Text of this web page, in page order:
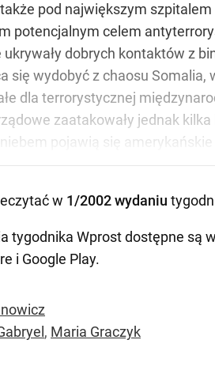
pod największym szpitalem
potencjalnym celem
ukrywały dobrych kontaktów z
się wydobyć z chaosu
dla terrorystycznej
zaatakowały jednak
pojawią się amerykańskie
w 1/2002 wydaniu
tygodnika Wprost dostępne są
i Google Play.
, Maria Graczyk